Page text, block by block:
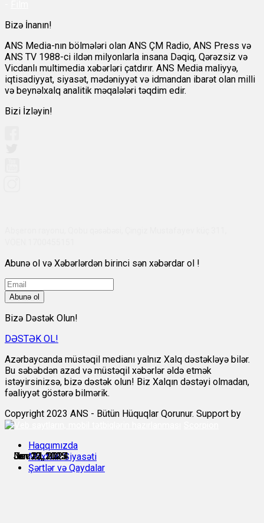
Nov 21, 2024
Dec 21, 2024
Jan 10, 2025
Jan 12, 2025
Jan 22, 2025
Jan 27, 2025
Bizə İnanın!
ANS Media-nın bölmələri olan ANS ÇM Radio, ANS Press və
ANS TV 1988-ci ildən milyonlarla insana Dəqiq, Qərəzsiz və
Vicdanlı multimedia xəbərləri çatdırır. ANS Media maliyyə,
iqtisadiyyat, siyasət, mədəniyyət və idmandan ibarət olan milli
və beynəlxalq analitik məqalələri təqdim edir.
Bizi İzləyin!
Abunə ol və Xəbərlərdən birinci sən xəbərdar ol !
Abunə ol
Bizə Dəstək Olun!
DƏSTƏK OL!
Azərbaycanda müstəqil medianı yalnız Xalq dəstəkləyə bilər.
Bu səbəbdən azad və müstəqil xəbərlər əldə etmək
istəyirsinizsə, bizə dəstək olun! Biz Xalqın dəstəyi olmadan,
fəaliyyət göstərə bilmərik.
Copyright 2023 ANS - Bütün Hüquqlar Qorunur. Support by
Haqqımızda
Məxfilik Siyasəti
Şərtlər və Qaydalar